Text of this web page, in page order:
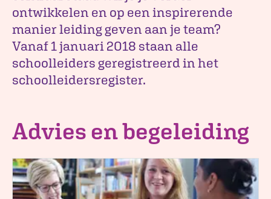
ontwikkelen en op een inspirerende
manier leiding geven aan je team?
Vanaf 1 januari 2018 staan alle
schoolleiders geregistreerd in het
schoolleidersregister.
Advies en begeleiding